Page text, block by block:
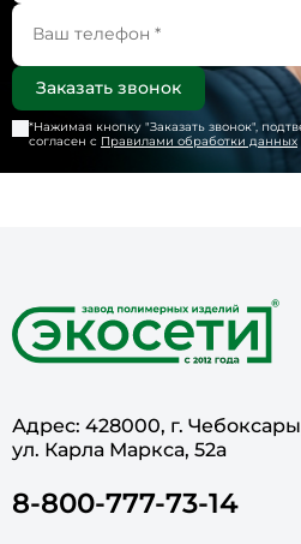
*Нажимая кнопку "Заказать звонок",
согласен с Правилами обработки данных
Адрес: 428000, г.
ул. Карла Маркса, 52а
8-800-777-73-14